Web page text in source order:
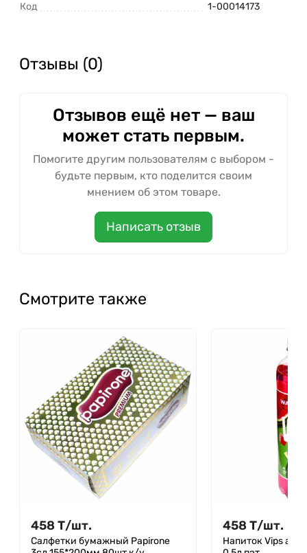
Код 1-00014173
Отзывы (0)
Отзывов ещё нет — ваш
может стать первым.
Помогите другим пользователям с выбором -
будьте первым, кто поделится своим
мнением об этом товаре.
Написать отзыв
Смотрите также
458 Т/шт.
Салфетки бумажный Papirone
458 Т/шт.
Напиток Vips